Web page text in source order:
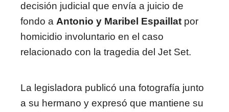
decisión judicial que envía a juicio de
fondo a Antonio y Maribel Espaillat por
homicidio involuntario en el caso
relacionado con la tragedia del Jet Set.
La legisladora publicó una fotografía junto
a su hermano y expresó que mantiene su